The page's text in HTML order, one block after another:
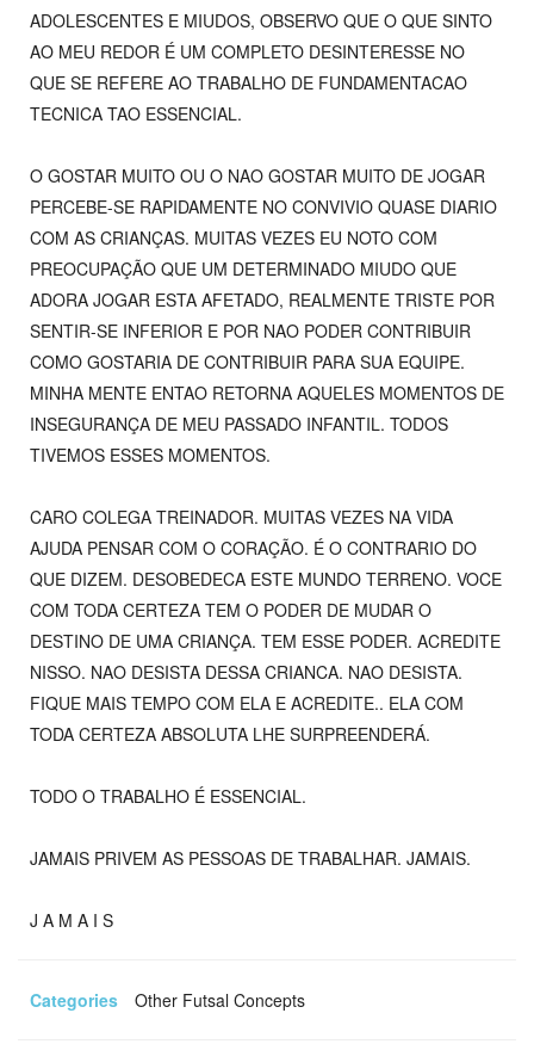
ADOLESCENTES E MIUDOS, OBSERVO QUE O QUE SINTO
AO MEU REDOR É UM COMPLETO DESINTERESSE NO
QUE SE REFERE AO TRABALHO DE FUNDAMENTACAO
TECNICA TAO ESSENCIAL.
O GOSTAR MUITO OU O NAO GOSTAR MUITO DE JOGAR
PERCEBE-SE RAPIDAMENTE NO CONVIVIO QUASE DIARIO
COM AS CRIANÇAS. MUITAS VEZES EU NOTO COM
PREOCUPAÇÃO QUE UM DETERMINADO MIUDO QUE
ADORA JOGAR ESTA AFETADO, REALMENTE TRISTE POR
SENTIR-SE INFERIOR E POR NAO PODER CONTRIBUIR
COMO GOSTARIA DE CONTRIBUIR PARA SUA EQUIPE.
MINHA MENTE ENTAO RETORNA AQUELES MOMENTOS DE
INSEGURANÇA DE MEU PASSADO INFANTIL. TODOS
TIVEMOS ESSES MOMENTOS.
CARO COLEGA TREINADOR. MUITAS VEZES NA VIDA
AJUDA PENSAR COM O CORAÇÃO. É O CONTRARIO DO
QUE DIZEM. DESOBEDECA ESTE MUNDO TERRENO. VOCE
COM TODA CERTEZA TEM O PODER DE MUDAR O
DESTINO DE UMA CRIANÇA. TEM ESSE PODER. ACREDITE
NISSO. NAO DESISTA DESSA CRIANCA. NAO DESISTA.
FIQUE MAIS TEMPO COM ELA E ACREDITE.. ELA COM
TODA CERTEZA ABSOLUTA LHE SURPREENDERÁ.
TODO O TRABALHO É ESSENCIAL.
JAMAIS PRIVEM AS PESSOAS DE TRABALHAR. JAMAIS.
J A M A I S
Categories Other Futsal Concepts